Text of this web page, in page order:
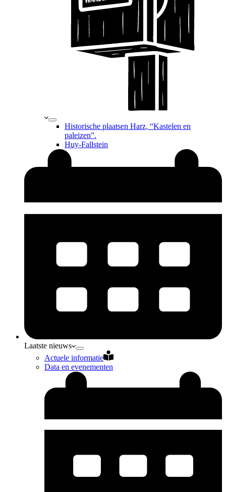
Historische plaatsen Harz, “Kastelen en
paleizen”.
Huy-Fallstein
Laatste nieuws
Actuele informatie
Data en evenementen